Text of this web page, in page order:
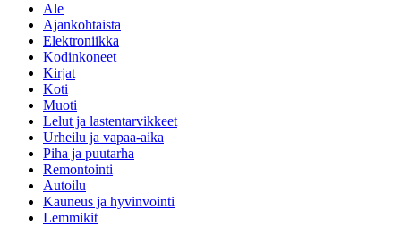
Ale
Ajankohtaista
Elektroniikka
Kodinkoneet
Kirjat
Koti
Muoti
Lelut ja lastentarvikkeet
Urheilu ja vapaa-aika
Piha ja puutarha
Remontointi
Autoilu
Kauneus ja hyvinvointi
Lemmikit